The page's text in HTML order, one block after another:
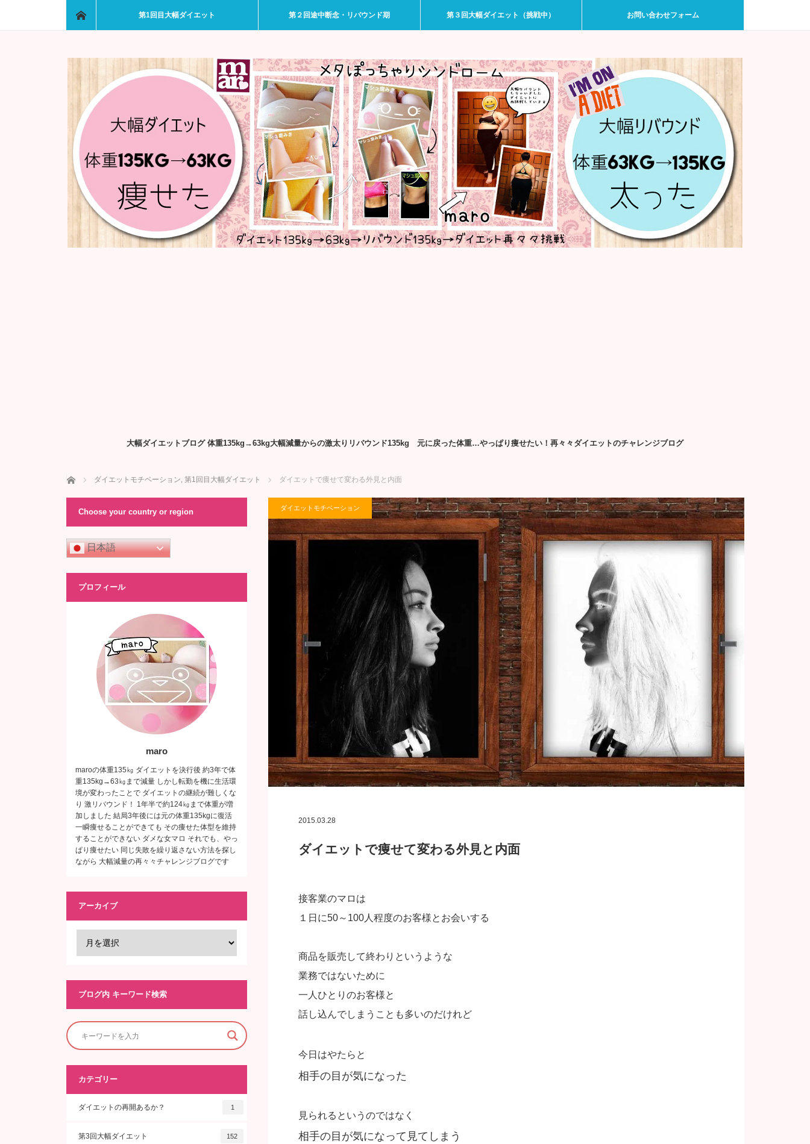
第1回目大幅ダイエット 第２回途中断念・リバウンド期 第３回大幅ダイエット（挑戦中） お問い合わせフォーム
大幅ダイエットブログ 体重135kg→63kg大幅減量からの激太りリバウンド135kg 元に戻った体重…やっぱり痩せたい！再々々ダイエットのチャレンジブログ
ホーム ダイエットモチベーション, 第1回目大幅ダイエット ダイエットで痩せて変わる外見と内面
ダイエットモチベーション
2015.03.28
ダイエットで痩せて変わる外見と内面
接客業のマロは
１日に50～100人程度のお客様とお会いする
商品を販売して終わりというような
業務ではないために
一人ひとりのお客様と
話し込んでしまうことも多いのだけれど
今日はやたらと
相手の目が気になった
見られるというのではなく
相手の目が気になって見てしまう
Choose your country or region
日本語
プロフィール
maro
maroの体重135㎏ ダイエットを決行後 約3年で体
重135kg→63㎏まで減量 しかし転勤を機に生活環
境が変わったことで ダイエットの継続が難しくな
り 激リバウンド！ 1年半で約124㎏まで体重が増
加しました 結局3年後には元の体重135kgに復活
一瞬痩せることができても その痩せた体型を維持
することができない ダメな女マロ それでも、やっ
ぱり痩せたい 同じ失敗を繰り返さない方法を探し
ながら 大幅減量の再々々チャレンジブログです
アーカイブ
ブログ内 キーワード検索
カテゴリー
ダイエットの再開あるか？ 1
第3回大幅ダイエット 152